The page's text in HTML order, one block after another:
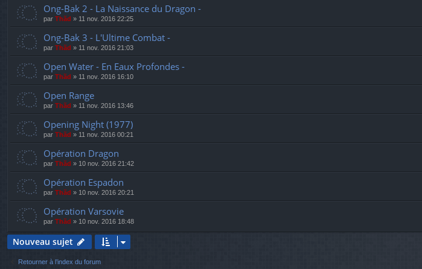
Ong-Bak 2 - La Naissance du Dragon -
par Thãd » 11 nov. 2016 22:25
Ong-Bak 3 - L'Ultime Combat -
par Thãd » 11 nov. 2016 21:03
Open Water - En Eaux Profondes -
par Thãd » 11 nov. 2016 16:10
Open Range
par Thãd » 11 nov. 2016 13:46
Opening Night (1977)
par Thãd » 11 nov. 2016 00:21
Opération Dragon
par Thãd » 10 nov. 2016 21:42
Opération Espadon
par Thãd » 10 nov. 2016 20:21
Opération Varsovie
par Thãd » 10 nov. 2016 18:48
Nouveau sujet
Retourner à l’index du forum